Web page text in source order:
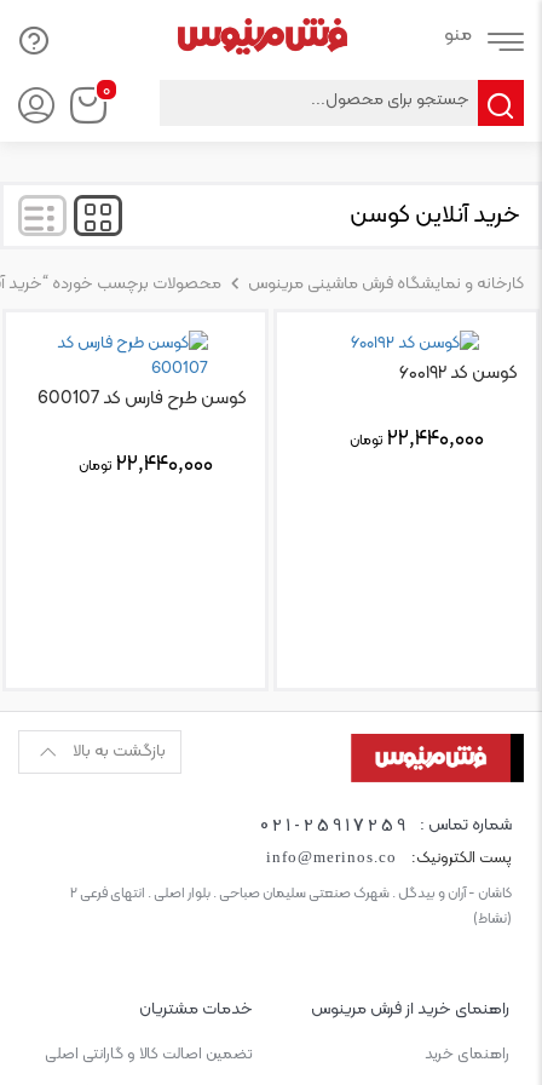
۰
Products
search
خرید آنلاین کوسن
کارخانه و نمایشگاه فرش ماشینی مرینوس محصولات برچسب خورده “خرید
کوسن کد ۶۰۰۱۹۲
۲۲,۴۴۰,۰۰۰ تومان
کوسن طرح فارس کد 600107
۲۲,۴۴۰,۰۰۰ تومان
بازگشت به بالا
شماره تماس : 021-25917259
پست الکترونیک: info@merinos.co
کاشان - آران و بیدگل . شهرک صنعتی سلیمان صباحی . بلوار اصلی . انتهای فرعی ۲
(نشاط)
راهنمای خرید از فرش مرینوس
راهنمای خرید
خدمات مشتریان
تضمین اصالت کالا و گارانتی اصلی